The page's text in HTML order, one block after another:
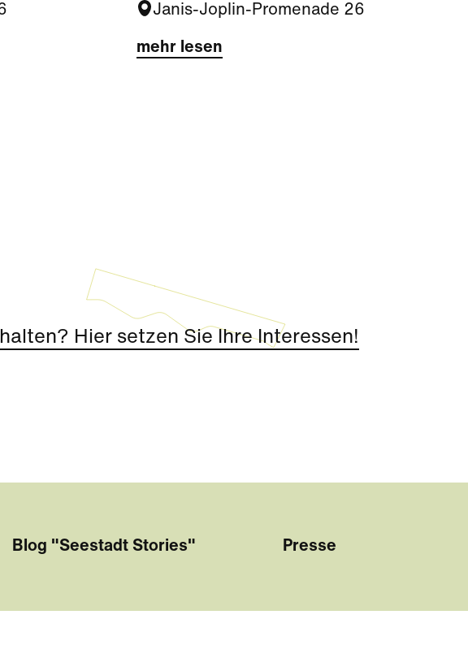
Janis-Joplin-Promenade 26
mehr lesen
Hier setzen Sie Ihre Interessen!
Blog "Seestadt Stories" Presse